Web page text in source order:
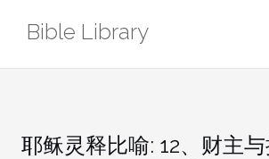
Bible Library
耶稣灵释比喻: 12、财主